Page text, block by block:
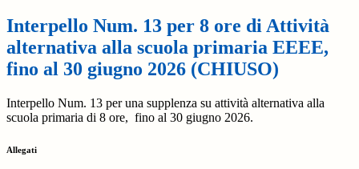
Interpello Num. 13 per 8 ore di Attività
alternativa alla scuola primaria EEEE,
fino al 30 giugno 2026 (CHIUSO)
Interpello Num. 13 per una supplenza su attività alternativa alla
scuola primaria di 8 ore, fino al 30 giugno 2026.
Allegati